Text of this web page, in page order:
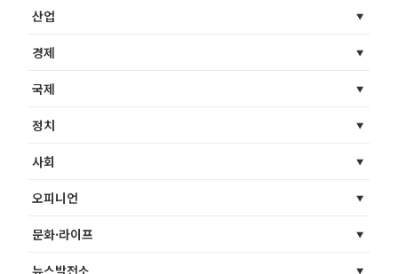
산업
경제
국제
정치
사회
오피니언
문화·라이프
뉴스발전소